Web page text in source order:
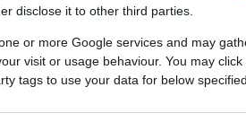
disclose it to other third parties.
or more Google services and may
visit or usage behaviour. You may
tags to use your data for below
artigianale e
– spiega Giagoni -,
di sportelli
disservizi.
è un’impresa ardua